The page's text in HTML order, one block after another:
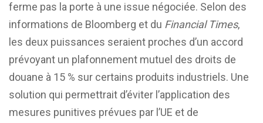
ferme pas la porte à une issue négociée. Selon des
informations de Bloomberg et du Financial Times,
les deux puissances seraient proches d’un accord
prévoyant un plafonnement mutuel des droits de
douane à 15 % sur certains produits industriels. Une
solution qui permettrait d’éviter l’application des
mesures punitives prévues par l’UE et de